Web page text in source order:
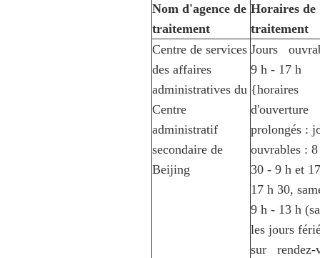
Nom d'agence de
traitement
Horaires
traitement
Centre de services
des affaires
administratives du
Centre
administratif
secondaire de
Beijing
Jours
9 h - 17 h
{horaires
d'ouverture
prolongés :
ouvrables :
30 - 9 h et
17 h 30,
9 h - 13 h
les jours
sur rendez-